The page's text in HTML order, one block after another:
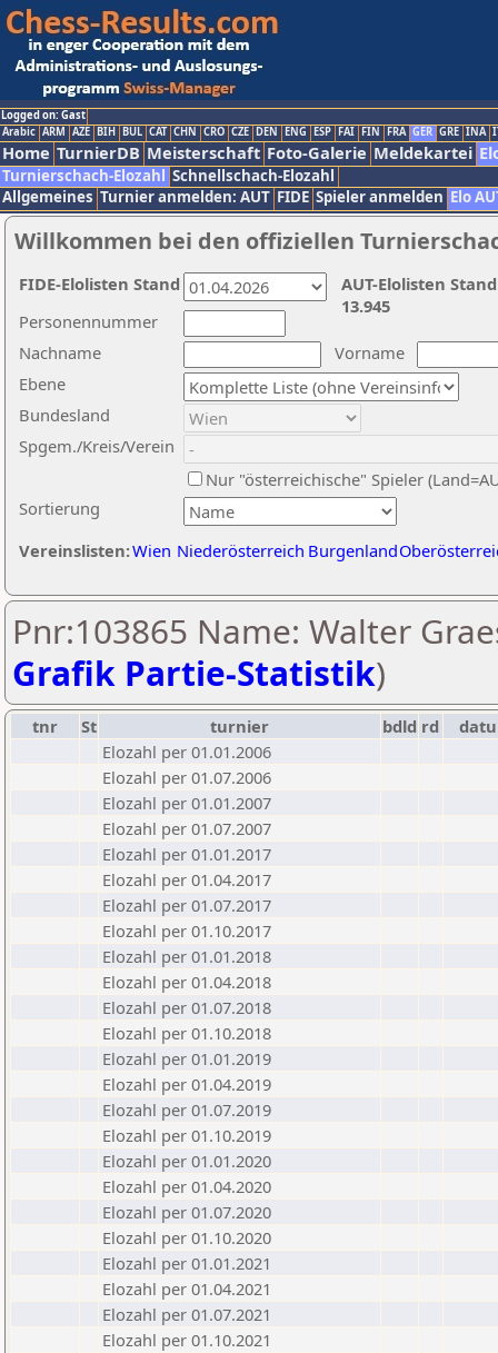
Logged on: Gast
Arabic ARM AZE BIH BUL CAT CHN CRO CZE DEN ENG ESP FAI FIN FRA GER GRE INA
Home TurnierDB Meisterschaft Foto-Galerie Meldekartei
Turnierschach-Elozahl Schnellschach-Elozahl
Allgemeines Turnier anmelden: AUT FIDE Spieler anmelden Elo
Willkommen bei den offiziellen
Nachname
Vorname
Ebene
Sortierung
Personennummer
Bundesland
Spgem./Kreis/Verein
Nur "österreichische" Spieler
Vereinslisten:Wien Niederösterreich Burgenland
AUT-Elolisten
13.945
FIDE-Elolisten Stand
Pnr:103865 Name: Walter
Grafik Partie-Statistik)
tnr St turnier bdld rd
Elozahl per 01.01.2006
Elozahl per 01.07.2006
Elozahl per 01.01.2007
Elozahl per 01.07.2007
Elozahl per 01.01.2017
Elozahl per 01.04.2017
Elozahl per 01.07.2017
Elozahl per 01.10.2017
Elozahl per 01.01.2018
Elozahl per 01.04.2018
Elozahl per 01.07.2018
Elozahl per 01.10.2018
Elozahl per 01.01.2019
Elozahl per 01.04.2019
Elozahl per 01.07.2019
Elozahl per 01.10.2019
Elozahl per 01.01.2020
Elozahl per 01.04.2020
Elozahl per 01.07.2020
Elozahl per 01.10.2020
Elozahl per 01.01.2021
Elozahl per 01.04.2021
Elozahl per 01.07.2021
Elozahl per 01.10.2021